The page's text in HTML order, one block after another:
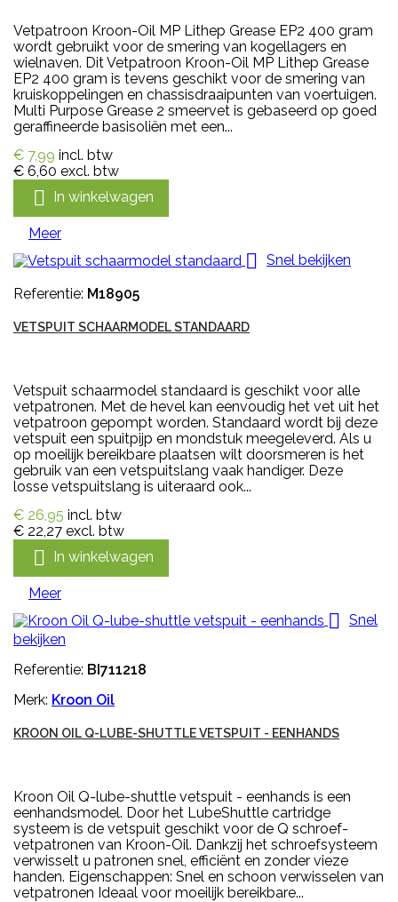
Vetpatroon Kroon-Oil MP Lithep Grease EP2 400 gram
wordt gebruikt voor de smering van kogellagers en
wielnaven. Dit Vetpatroon Kroon-Oil MP Lithep Grease
EP2 400 gram is tevens geschikt voor de smering van
kruiskoppelingen en chassisdraaipunten van voertuigen.
Multi Purpose Grease 2 smeervet is gebaseerd op goed
geraffineerde basisoliën met een...
€ 7,99 incl. btw
€ 6,60 excl. btw
 In winkelwagen
Meer
 Snel bekijken
Referentie: M18905
VETSPUIT SCHAARMODEL STANDAARD
Vetspuit schaarmodel standaard is geschikt voor alle
vetpatronen. Met de hevel kan eenvoudig het vet uit het
vetpatroon gepompt worden. Standaard wordt bij deze
vetspuit een spuitpijp en mondstuk meegeleverd. Als u
op moeilijk bereikbare plaatsen wilt doorsmeren is het
gebruik van een vetspuitslang vaak handiger. Deze
losse vetspuitslang is uiteraard ook...
€ 26,95 incl. btw
€ 22,27 excl. btw
 In winkelwagen
Meer
 Snel
bekijken
Referentie: BI711218
Merk: Kroon Oil
KROON OIL Q-LUBE-SHUTTLE VETSPUIT - EENHANDS
Kroon Oil Q-lube-shuttle vetspuit - eenhands is een
eenhandsmodel. Door het LubeShuttle cartridge
systeem is de vetspuit geschikt voor de Q schroef-
vetpatronen van Kroon-Oil. Dankzij het schroefsysteem
verwisselt u patronen snel, efficiënt en zonder vieze
handen. Eigenschappen: Snel en schoon verwisselen van
vetpatronen Ideaal voor moeilijk bereikbare...